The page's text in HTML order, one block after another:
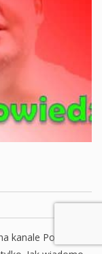
kanale Powiem